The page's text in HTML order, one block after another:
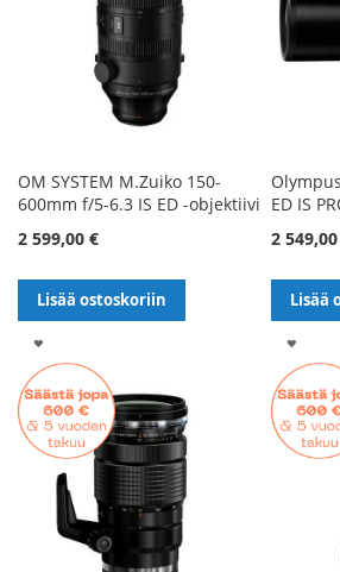
OM SYSTEM M.Zuiko 150-
600mm f/5-6.3 IS ED -objektiivi
2 599,00 €
Lisää ostoskoriin
TOIVELISTALLE
ED IS
2
Lisää